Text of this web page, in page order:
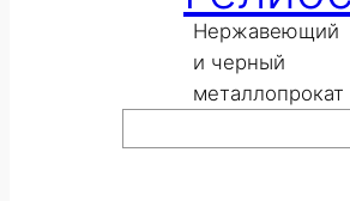
Нержавеющий
и черный
металлопрокат